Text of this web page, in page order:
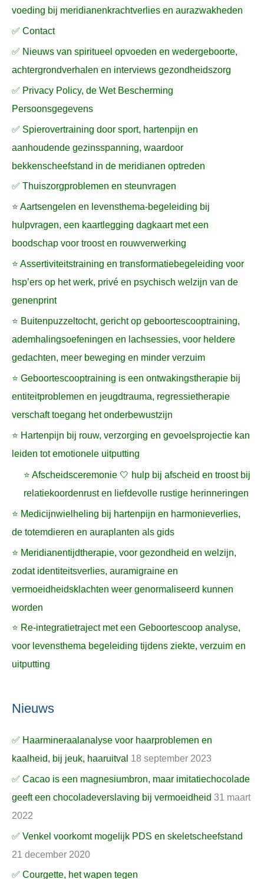
voeding bij meridianenkrachtverlies en aurazwakheden
✅ Contact
✅ Nieuws van spiritueel opvoeden en wedergeboorte,
achtergrondverhalen en interviews gezondheidszorg
✅ Privacy Policy, de Wet Bescherming
Persoonsgegevens
✅ Spierovertraining door sport, hartenpijn en
aanhoudende gezinsspanning, waardoor
bekkenscheefstand in de meridianen optreden
✅ Thuiszorgproblemen en steunvragen
⭐ Aartsengelen en levensthema-begeleiding bij
hulpvragen, een kaartlegging dagkaart met een
boodschap voor troost en rouwverwerking
⭐ Assertiviteitstraining en transformatiebegeleiding voor
hsp’ers op het werk, privé en psychisch welzijn van de
genenprint
⭐ Buitenpuzzeltocht, gericht op geboortescooptraining,
ademhalingsoefeningen en lachsessies, voor heldere
gedachten, meer beweging en minder verzuim
⭐ Geboortescooptraining is een ontwakingstherapie bij
entiteitproblemen en jeugdtrauma, regressietherapie
verschaft toegang het onderbewustzijn
⭐ Hartenpijn bij rouw, verzorging en gevoelsprojectie kan
leiden tot emotionele uitputting
⭐ Afscheidsceremonie 🤍 hulp bij afscheid en troost bij
relatiekoordenrust en liefdevolle rustige herinneringen
⭐ Medicijnwielheling bij hartenpijn en harmonieverlies,
de totemdieren en auraplanten als gids
⭐ Meridianentijdtherapie, voor gezondheid en welzijn,
zodat identiteitsverlies, auramigraine en
vermoeidheidsklachten weer genormaliseerd kunnen
worden
⭐ Re-integratietraject met een Geboortescoop analyse,
voor levensthema begeleiding tijdens ziekte, verzuim en
uitputting
Nieuws
✅ Haarmineraalanalyse voor haarproblemen en
kaalheid, bij jeuk, haaruitval 18 september 2023
✅ Cacao is een magnesiumbron, maar imitatiechocolade
geeft een chocoladeverslaving bij vermoeidheid 31 maart
2022
✅ Venkel voorkomt mogelijk PDS en skeletscheefstand
21 december 2020
✅ Courgette, het wapen tegen